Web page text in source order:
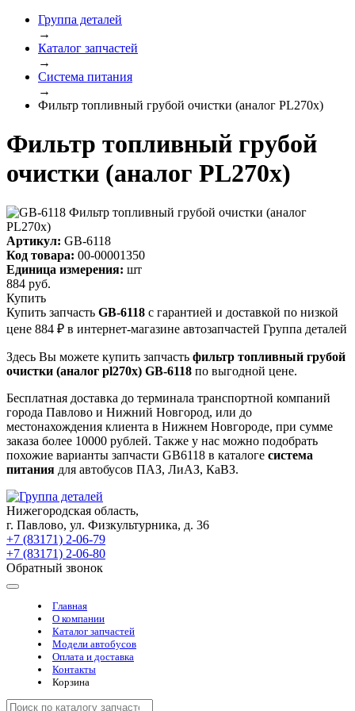
Группа деталей
→
Каталог запчастей
→
Система питания
→
Фильтр топливный грубой очистки (аналог PL270х)
Фильтр топливный грубой
очистки (аналог PL270х)
Артикул: GB-6118
Код товара: 00-00001350
Единица измерения: шт
884 руб.
Купить
Купить запчасть GB-6118 с гарантией и доставкой по низкой
цене 884 ₽ в интернет-магазине автозапчастей Группа деталей
Здесь Вы можете купить запчасть фильтр топливный грубой
очистки (аналог pl270х) GB-6118 по выгодной цене.
Бесплатная доставка до терминала транспортной компаний
города Павлово и Нижний Новгород, или до
местонахождения клиента в Нижнем Новгороде, при сумме
заказа более 10000 рублей. Также у нас можно подобрать
похожие варианты запчасти GB6118 в каталоге система
питания для автобусов ПАЗ, ЛиАЗ, КаВЗ.
Нижегородская область,
г. Павлово, ул. Физкультурника, д. 36
+7 (83171) 2-06-79
+7 (83171) 2-06-80
Обратный звонок
Главная
О компании
Каталог запчастей
Модели автобусов
Оплата и доставка
Контакты
Корзина